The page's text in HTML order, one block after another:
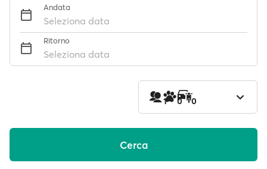
Andata
Seleziona data
Ritorno
Seleziona data
1 0 0
Cerca